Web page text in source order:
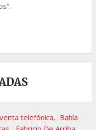
telefónica, Bahía